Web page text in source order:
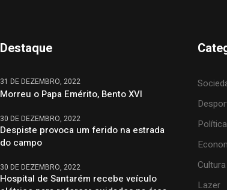
Destaque
31 DE DEZEMBRO, 2022
Morreu o Papa Emérito, Bento XVI
30 DE DEZEMBRO, 2022
Despiste provoca um ferido na estrada
do campo
30 DE DEZEMBRO, 2022
Hospital de Santarém recebe veículo
Política
Cultura
Lazer